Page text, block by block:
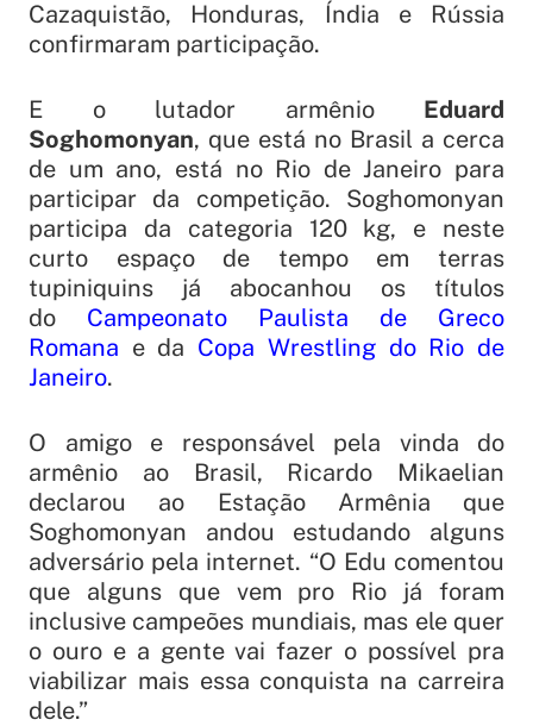
Cazaquistão, Honduras, Índia e Rússia
confirmaram participação.
E o lutador armênio Eduard
Soghomonyan, que está no Brasil a cerca
de um ano, está no Rio de Janeiro para
participar da competição. Soghomonyan
participa da categoria 120 kg, e neste
curto espaço de tempo em terras
tupiniquins já abocanhou os títulos
do Campeonato Paulista de Greco
Romana e da Copa Wrestling do Rio de
Janeiro.
O amigo e responsável pela vinda do
armênio ao Brasil, Ricardo Mikaelian
declarou ao Estação Armênia que
Soghomonyan andou estudando alguns
adversário pela internet. “O Edu comentou
que alguns que vem pro Rio já foram
inclusive campeões mundiais, mas ele quer
o ouro e a gente vai fazer o possível pra
viabilizar mais essa conquista na carreira
dele.”